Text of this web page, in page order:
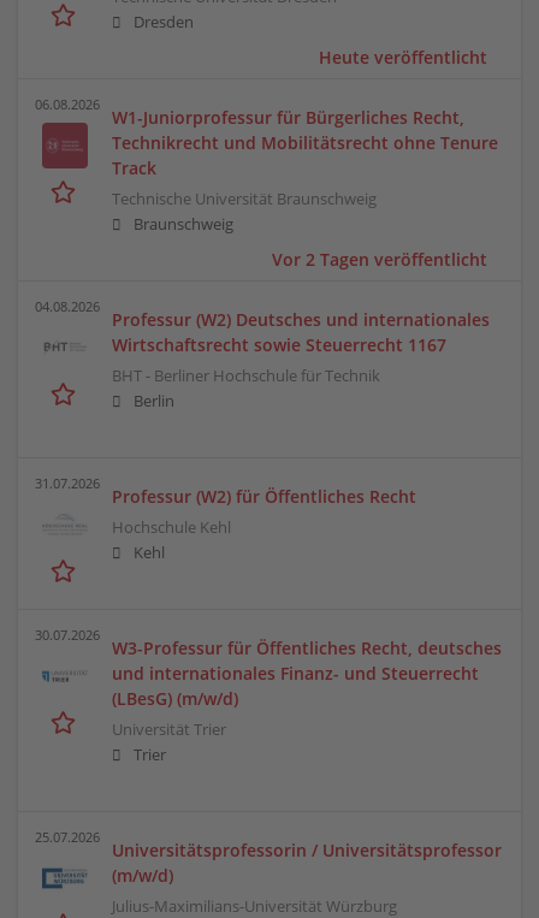
Dresden
Heute veröffentlicht
06.08.2026
W1-Juniorprofessur für Bürgerliches Recht,
Technikrecht und Mobilitätsrecht ohne Tenure
Track
Technische Universität Braunschweig
Braunschweig
Vor 2 Tagen veröffentlicht
04.08.2026
Professur (W2) Deutsches und internationales
Wirtschaftsrecht sowie Steuerrecht 1167
BHT - Berliner Hochschule für Technik
Berlin
31.07.2026
Professur (W2) für Öffentliches Recht
Hochschule Kehl
Kehl
30.07.2026
W3-Professur für Öffentliches Recht, deutsches
und internationales Finanz- und Steuerrecht
(LBesG) (m/w/d)
Universität Trier
Trier
25.07.2026
Universitätsprofessorin / Universitätsprofessor
(m/w/d)
Julius-Maximilians-Universität Würzburg